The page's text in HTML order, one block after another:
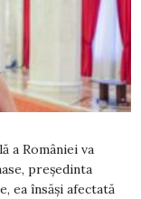
a României va
președinta
ea însăși afectată